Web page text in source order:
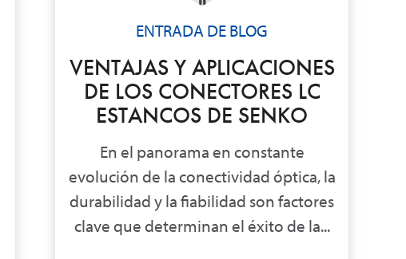
ENTRADA DE BLOG
VENTAJAS Y APLICACIONES
DE LOS CONECTORES LC
ESTANCOS DE SENKO
En el panorama en constante
evolución de la conectividad óptica, la
durabilidad y la fiabilidad son factores
clave que determinan el éxito de la...